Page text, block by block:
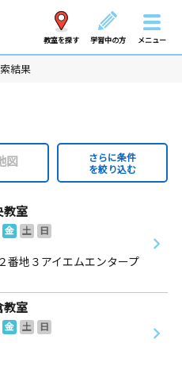
教室を探す 学習中の方 メニュー
結果
図
さらに条件
を絞り込む
教室
金 土
日
番地３アイエムエンタープ
教室
金 土
日